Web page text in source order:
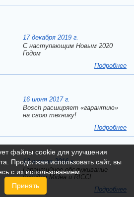
17 декабря 2019 г.
C наступающим Новым 2020
Годом
Подробнее
16 июня 2017 г.
Bosch расширяет «гарантию»
на свою технику!
Подробнее
13 апреля 2016 г.
Гарантийное обслуживание
брендов Midea и RICCI
Подробнее
файлы cookie для улучшения
Продолжая использовать сайт, вы
с их использованием.
Принять